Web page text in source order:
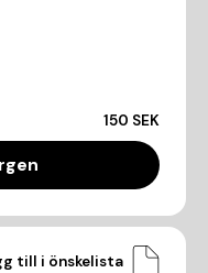
150 SEK
till i önskelista